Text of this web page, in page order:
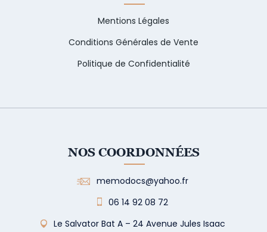
Mentions Légales
Conditions Générales de Vente
Politique de Confidentialité
NOS COORDONNÉES
memodocs@yahoo.fr
06 14 92 08 72
Le Salvator Bat A – 24 Avenue Jules Isaac